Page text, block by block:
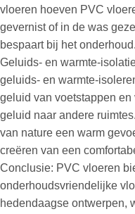
vloeren hoeven PVC
gevernist of in de was
bespaart bij het onderhoud.
Geluids- en warmte-
geluids- en warmte-
geluid van voetstappen
geluid naar andere
van nature een warm
creëren van een
Conclusie: PVC vloeren
onderhoudsvriendelijke
hedendaagse ontwerpen,